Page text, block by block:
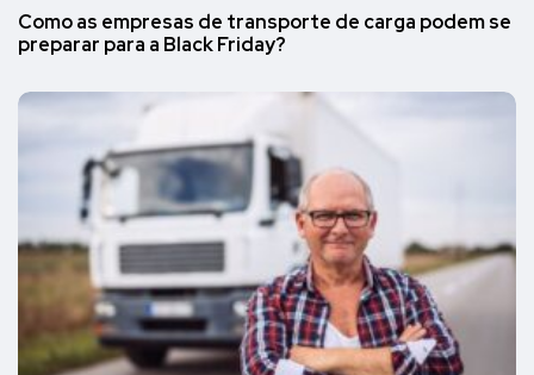
Como as empresas de transporte de carga podem se
preparar para a Black Friday?